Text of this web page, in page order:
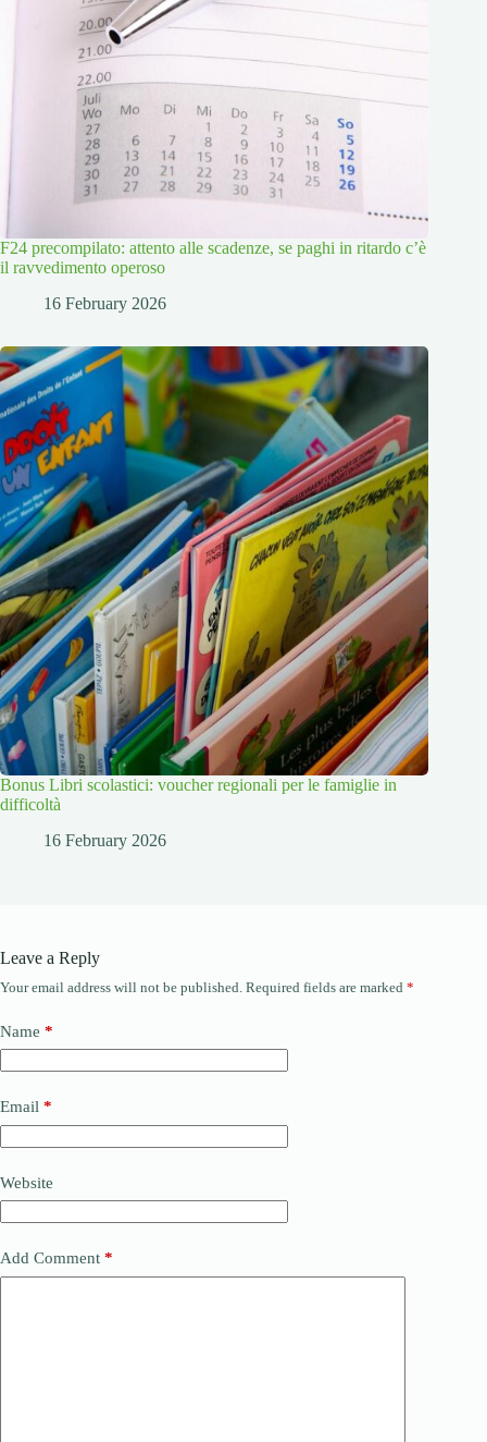
F24 precompilato: attento alle scadenze, se paghi in ritardo c’è
il ravvedimento operoso
16 February 2026
Bonus Libri scolastici: voucher regionali per le famiglie in
difficoltà
16 February 2026
Leave a Reply
Your email address will not be published. Required fields are marked *
Name *
Email *
Website
Add Comment *